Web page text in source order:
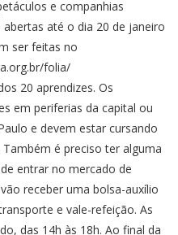
e companhias
até o dia 20 de janeiro
ser feitas no
folia/
20 aprendizes. Os
em periferias da capital ou
e devem estar cursando
é preciso ter alguma
entrar no mercado de
receber uma bolsa-auxílio
e vale-refeição. As
das 14h às 18h. Ao final da